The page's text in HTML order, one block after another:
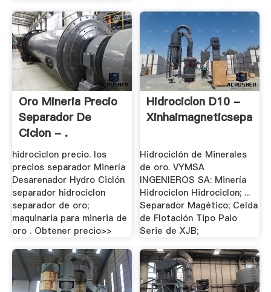
Oro Mineria Precio
Separador De
Ciclon - .
hidrociclon precio. los
precios separador Minería
Desarenador Hydro Ciclón
separador hidrociclon
separador de oro;
maquinaria para mineria de
oro . Obtener precio>>
Hidrociclon D10 -
Hidrociclón de Minerales
de oro. VYMSA
INGENIEROS SA: Minería
Hidrociclon Hidrociclon; ...
Separador Magético; Celda
de Flotación Tipo Palo
Serie de XJB;